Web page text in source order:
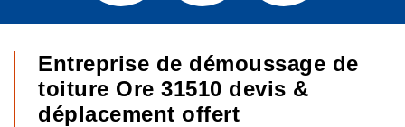
Entreprise de démoussage de
toiture Ore 31510 devis &
déplacement offert